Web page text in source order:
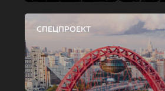
СПЕЦПРОЕКТ